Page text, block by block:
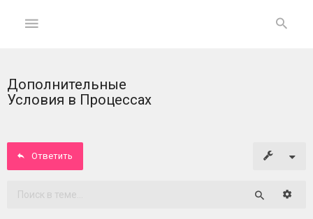
ГЛАВНАЯ
Вход
Дополнительные
Условия в Процессах
Ответить